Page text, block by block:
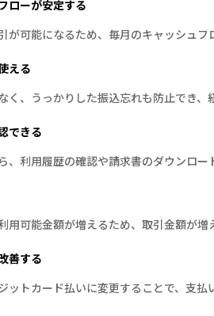
ローが安定する
が可能になるため、毎月のキャッシュフ
える
く、うっかりした振込忘れも防止でき、
できる
、利用履歴の確認や請求書のダウンロー
用可能金額が増えるため、取引金額が増
善する
ットカード払いに変更することで、支払